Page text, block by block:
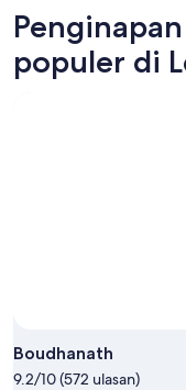
ini,
Agu
untuk
besok
malam,
Lembah
Kathmandu
untuk
populer di
Boudhanath
9.2/10 (572 ulasan)